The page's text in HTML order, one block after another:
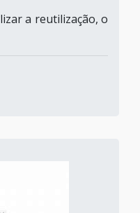
a reutilização, o